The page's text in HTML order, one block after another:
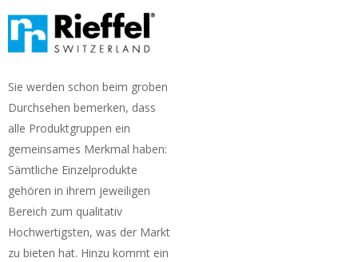
Sie werden schon beim groben
Durchsehen bemerken, dass
alle Produktgruppen ein
gemeinsames Merkmal haben:
Sämtliche Einzelprodukte
gehören in ihrem jeweiligen
Bereich zum qualitativ
Hochwertigsten, was der Markt
zu bieten hat. Hinzu kommt ein